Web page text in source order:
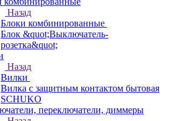
Назад
Блоки комбинированные
Блок &quot;Выключатель-
розетка&quot;
Назад
Вилки
Вилка с защитным контактом бытовая
SCHUKO
переключатели, диммеры